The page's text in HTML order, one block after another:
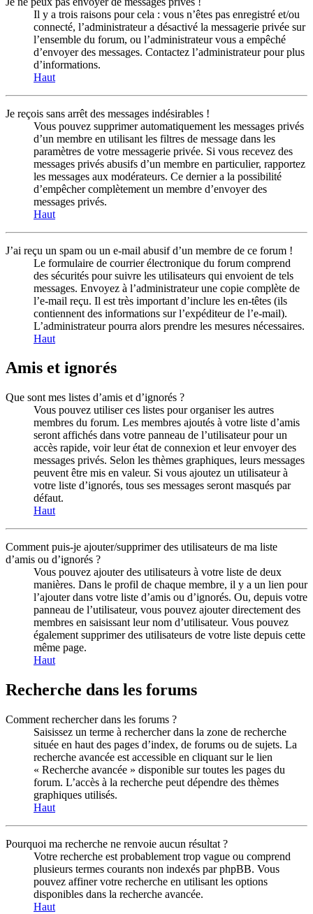
Il y a trois raisons pour cela : vous n’êtes pas enregistré et/ou
connecté, l’administrateur a désactivé la messagerie privée sur
l’ensemble du forum, ou l’administrateur vous a empêché
d’envoyer des messages. Contactez l’administrateur pour plus
d’informations.
Haut
Je reçois sans arrêt des messages indésirables !
Vous pouvez supprimer automatiquement les messages privés
d’un membre en utilisant les filtres de message dans les
paramètres de votre messagerie privée. Si vous recevez des
messages privés abusifs d’un membre en particulier, rapportez
les messages aux modérateurs. Ce dernier a la possibilité
d’empêcher complètement un membre d’envoyer des
messages privés.
Haut
J’ai reçu un spam ou un e-mail abusif d’un membre de ce forum !
Le formulaire de courrier électronique du forum comprend
des sécurités pour suivre les utilisateurs qui envoient de tels
messages. Envoyez à l’administrateur une copie complète de
l’e-mail reçu. Il est très important d’inclure les en-têtes (ils
contiennent des informations sur l’expéditeur de l’e-mail).
L’administrateur pourra alors prendre les mesures nécessaires.
Haut
Amis et ignorés
Que sont mes listes d’amis et d’ignorés ?
Vous pouvez utiliser ces listes pour organiser les autres
membres du forum. Les membres ajoutés à votre liste d’amis
seront affichés dans votre panneau de l’utilisateur pour un
accès rapide, voir leur état de connexion et leur envoyer des
messages privés. Selon les thèmes graphiques, leurs messages
peuvent être mis en valeur. Si vous ajoutez un utilisateur à
votre liste d’ignorés, tous ses messages seront masqués par
défaut.
Haut
Comment puis-je ajouter/supprimer des utilisateurs de ma liste
d’amis ou d’ignorés ?
Vous pouvez ajouter des utilisateurs à votre liste de deux
manières. Dans le profil de chaque membre, il y a un lien pour
l’ajouter dans votre liste d’amis ou d’ignorés. Ou, depuis votre
panneau de l’utilisateur, vous pouvez ajouter directement des
membres en saisissant leur nom d’utilisateur. Vous pouvez
également supprimer des utilisateurs de votre liste depuis cette
même page.
Haut
Recherche dans les forums
Comment rechercher dans les forums ?
Saisissez un terme à rechercher dans la zone de recherche
située en haut des pages d’index, de forums ou de sujets. La
recherche avancée est accessible en cliquant sur le lien
« Recherche avancée » disponible sur toutes les pages du
forum. L’accès à la recherche peut dépendre des thèmes
graphiques utilisés.
Haut
Pourquoi ma recherche ne renvoie aucun résultat ?
Votre recherche est probablement trop vague ou comprend
plusieurs termes courants non indexés par phpBB. Vous
pouvez affiner votre recherche en utilisant les options
disponibles dans la recherche avancée.
Haut